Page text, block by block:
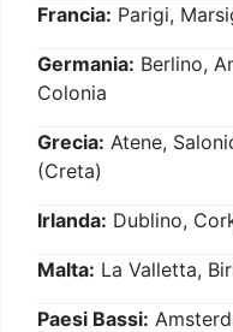
Francia: Parigi,
Germania: Berlino,
Colonia
Grecia: Atene,
(Creta)
Irlanda: Dublino,
Malta: La Valletta,
Paesi Bassi: